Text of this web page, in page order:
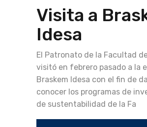
Visita a
Idesa
El Patronato de la Facultad
visitó en febrero pasado a la
Braskem Idesa con el fin de
conocer los programas de
de sustentabilidad de la Fa